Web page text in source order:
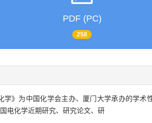
PDF (PC)
258
学》为中国化学会主办、厦门大学承办的学
电化学近期研究、研究论文、研